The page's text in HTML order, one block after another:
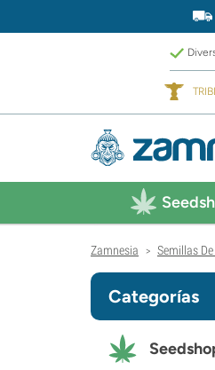
Zamnesia > Semillas
Categorías